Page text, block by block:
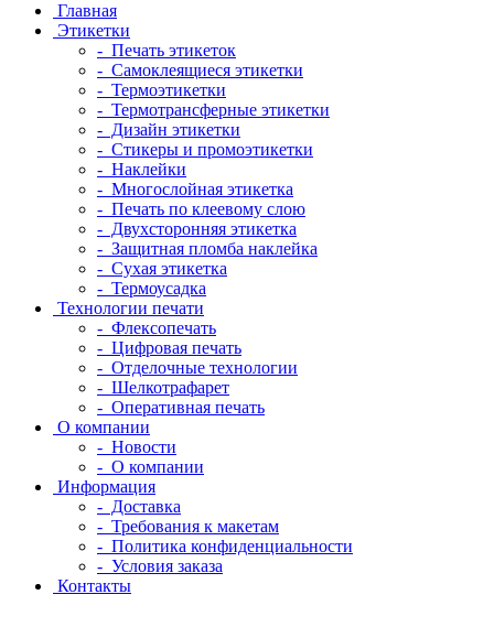
Главная
Этикетки
- Печать этикеток
- Самоклеящиеся этикетки
- Термоэтикетки
- Термотрансферные этикетки
- Дизайн этикетки
- Стикеры и промоэтикетки
- Наклейки
- Многослойная этикетка
- Печать по клеевому слою
- Двухсторонняя этикетка
- Защитная пломба наклейка
- Сухая этикетка
- Термоусадка
Технологии печати
- Флексопечать
- Цифровая печать
- Отделочные технологии
- Шелкотрафарет
- Оперативная печать
О компании
- Новости
- О компании
Информация
- Доставка
- Требования к макетам
- Политика конфиденциальности
- Условия заказа
Контакты